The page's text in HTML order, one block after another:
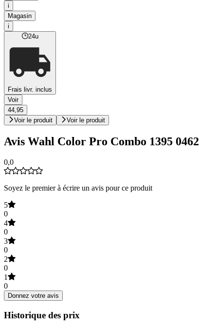
i
Magasin
i
24u
Frais livr. inclus
Voir
44,95
Voir le produit
Voir le produit
Avis Wahl Color Pro Combo 1395 0462
0,0
Soyez le premier à écrire un avis pour ce produit
5
0
4
0
3
0
2
0
1
0
Donnez votre avis
Historique des prix